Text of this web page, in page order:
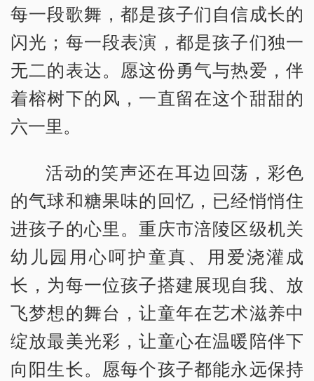
每一段歌舞，都是孩子们自信成长的
闪光；每一段表演，都是孩子们独一
无二的表达。愿这份勇气与热爱，伴
着榕树下的风，一直留在这个甜甜的
六一里。
活动的笑声还在耳边回荡，彩色
的气球和糖果味的回忆，已经悄悄住
进孩子的心里。重庆市涪陵区级机关
幼儿园用心呵护童真、用爱浇灌成
长，为每一位孩子搭建展现自我、放
飞梦想的舞台，让童年在艺术滋养中
绽放最美光彩，让童心在温暖陪伴下
向阳生长。愿每个孩子都能永远保持